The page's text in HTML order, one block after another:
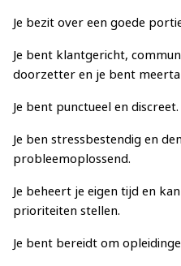
Je bezit over een goede
Je bent klantgericht,
doorzetter en je bent
Je bent punctueel en discreet.
Je ben stressbestendig en
probleemoplossend.
Je beheert je eigen tijd en
prioriteiten stellen.
Je bent bereidt om